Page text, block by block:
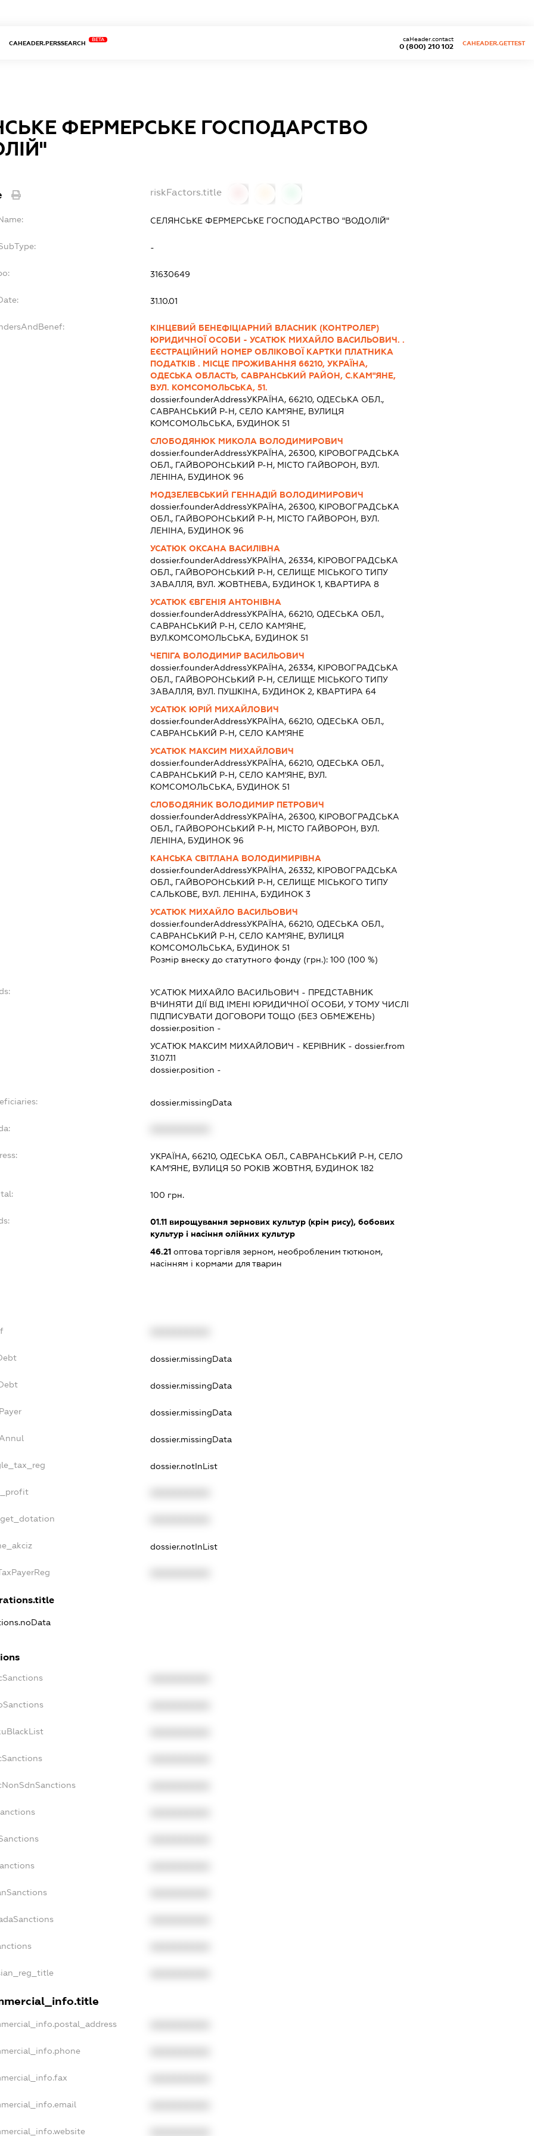
CAHEADER.PERSSEARCH
BETA
0 (800) 210 102
caHeader.contact
CAHEADER.GETTEST
ФЕРМЕРСЬКЕ ГОСПОДАРСТВО
riskFactors.title
СЕЛЯНСЬКЕ ФЕРМЕРСЬКЕ ГОСПОДАРСТВО "ВОДОЛІЙ"
-
31630649
31.10.01
КІНЦЕВИЙ БЕНЕФІЦІАРНИЙ ВЛАСНИК (КОНТРОЛЕР)
ЮРИДИЧНОЇ ОСОБИ - УСАТЮК МИХАЙЛО ВАСИЛЬОВИЧ. .
ЕЄСТРАЦІЙНИЙ НОМЕР ОБЛІКОВОЇ КАРТКИ ПЛАТНИКА
ПОДАТКІВ . МІСЦЕ ПРОЖИВАННЯ 66210, УКРАЇНА,
ОДЕСЬКА ОБЛАСТЬ, САВРАНСЬКИЙ РАЙОН, С.КАМ"ЯНЕ,
ВУЛ. КОМСОМОЛЬСЬКА, 51.
dossier.founderAddressУКРАЇНА, 66210, ОДЕСЬКА ОБЛ.,
САВРАНСЬКИЙ Р-Н, СЕЛО КАМ'ЯНЕ, ВУЛИЦЯ
КОМСОМОЛЬСЬКА, БУДИНОК 51
СЛОБОДЯНЮК МИКОЛА ВОЛОДИМИРОВИЧ
dossier.founderAddressУКРАЇНА, 26300, КІРОВОГРАДСЬКА
ОБЛ., ГАЙВОРОНСЬКИЙ Р-Н, МІСТО ГАЙВОРОН, ВУЛ.
ЛЕНІНА, БУДИНОК 96
МОДЗЕЛЕВСЬКИЙ ГЕННАДІЙ ВОЛОДИМИРОВИЧ
dossier.founderAddressУКРАЇНА, 26300, КІРОВОГРАДСЬКА
ОБЛ., ГАЙВОРОНСЬКИЙ Р-Н, МІСТО ГАЙВОРОН, ВУЛ.
ЛЕНІНА, БУДИНОК 96
УСАТЮК ОКСАНА ВАСИЛІВНА
dossier.founderAddressУКРАЇНА, 26334, КІРОВОГРАДСЬКА
ОБЛ., ГАЙВОРОНСЬКИЙ Р-Н, СЕЛИЩЕ МІСЬКОГО ТИПУ
ЗАВАЛЛЯ, ВУЛ. ЖОВТНЕВА, БУДИНОК 1, КВАРТИРА 8
УСАТЮК ЄВГЕНІЯ АНТОНІВНА
dossier.founderAddressУКРАЇНА, 66210, ОДЕСЬКА ОБЛ.,
САВРАНСЬКИЙ Р-Н, СЕЛО КАМ'ЯНЕ,
ВУЛ.КОМСОМОЛЬСЬКА, БУДИНОК 51
ЧЕПІГА ВОЛОДИМИР ВАСИЛЬОВИЧ
dossier.founderAddressУКРАЇНА, 26334, КІРОВОГРАДСЬКА
ОБЛ., ГАЙВОРОНСЬКИЙ Р-Н, СЕЛИЩЕ МІСЬКОГО ТИПУ
ЗАВАЛЛЯ, ВУЛ. ПУШКІНА, БУДИНОК 2, КВАРТИРА 64
УСАТЮК ЮРІЙ МИХАЙЛОВИЧ
dossier.founderAddressУКРАЇНА, 66210, ОДЕСЬКА ОБЛ.,
САВРАНСЬКИЙ Р-Н, СЕЛО КАМ'ЯНЕ
УСАТЮК МАКСИМ МИХАЙЛОВИЧ
dossier.founderAddressУКРАЇНА, 66210, ОДЕСЬКА ОБЛ.,
САВРАНСЬКИЙ Р-Н, СЕЛО КАМ'ЯНЕ, ВУЛ.
КОМСОМОЛЬСЬКА, БУДИНОК 51
СЛОБОДЯНИК ВОЛОДИМИР ПЕТРОВИЧ
dossier.founderAddressУКРАЇНА, 26300, КІРОВОГРАДСЬКА
ОБЛ., ГАЙВОРОНСЬКИЙ Р-Н, МІСТО ГАЙВОРОН, ВУЛ.
ЛЕНІНА, БУДИНОК 96
КАНСЬКА СВІТЛАНА ВОЛОДИМИРІВНА
dossier.founderAddressУКРАЇНА, 26332, КІРОВОГРАДСЬКА
ОБЛ., ГАЙВОРОНСЬКИЙ Р-Н, СЕЛИЩЕ МІСЬКОГО ТИПУ
САЛЬКОВЕ, ВУЛ. ЛЕНІНА, БУДИНОК 3
УСАТЮК МИХАЙЛО ВАСИЛЬОВИЧ
dossier.founderAddressУКРАЇНА, 66210, ОДЕСЬКА ОБЛ.,
САВРАНСЬКИЙ Р-Н, СЕЛО КАМ'ЯНЕ, ВУЛИЦЯ
КОМСОМОЛЬСЬКА, БУДИНОК 51
Розмір внеску до статутного фонду (грн.): 100 (100 %)
УСАТЮК МИХАЙЛО ВАСИЛЬОВИЧ - ПРЕДСТАВНИК
ВЧИНЯТИ ДІЇ ВІД ІМЕНІ ЮРИДИЧНОЇ ОСОБИ, У ТОМУ ЧИСЛІ
ПІДПИСУВАТИ ДОГОВОРИ ТОЩО (БЕЗ ОБМЕЖЕНЬ)
dossier.position -
УСАТЮК МАКСИМ МИХАЙЛОВИЧ - КЕРІВНИК - dossier.from
31.07.11
dossier.position -
dossier.missingData
УКРАЇНА, 66210, ОДЕСЬКА ОБЛ., САВРАНСЬКИЙ Р-Н, СЕЛО
КАМ'ЯНЕ, ВУЛИЦЯ 50 РОКІВ ЖОВТНЯ, БУДИНОК 182
100 грн.
01.11вирощування зернових культур (крім рису), бобових
культур і насіння олійних культур
46.21оптова торгівля зерном, необробленим тютюном,
насінням і кормами для тварин
dossier.missingData
dossier.missingData
dossier.missingData
dossier.missingData
dossier.notInList
dossier.notInList